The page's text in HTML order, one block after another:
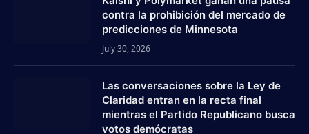
contra la prohibición del mercado de
predicciones de Minnesota
July 30, 2026
Las conversaciones sobre la Ley de
Claridad entran en la recta final
mientras el Partido Republicano busca
votos demócratas